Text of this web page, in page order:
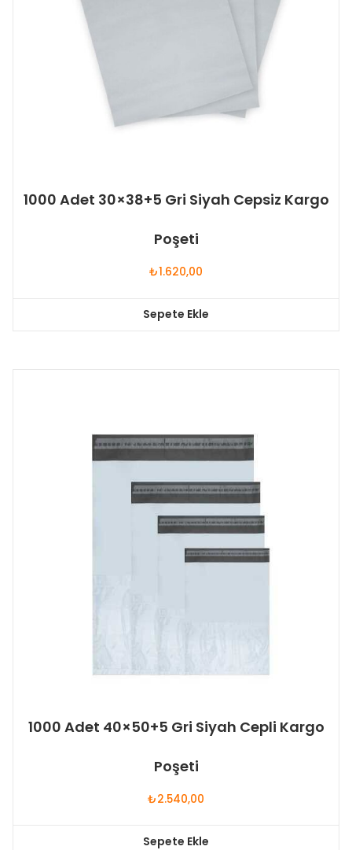
1000 Adet 30×38+5 Gri Siyah Cepsiz Kargo
Poşeti
₺1.620,00
Sepete Ekle
1000 Adet 40×50+5 Gri Siyah Cepli Kargo
Poşeti
₺2.540,00
Sepete Ekle